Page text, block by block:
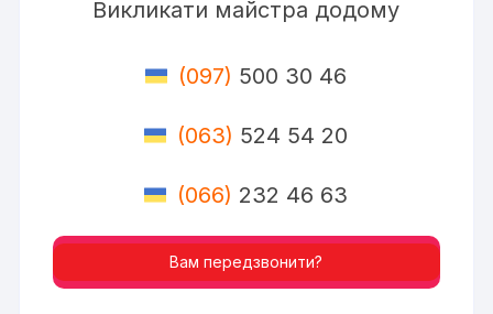
Викликати майстра додому
(097) 500 30 46
(063) 524 54 20
(066) 232 46 63
Вам передзвонити?